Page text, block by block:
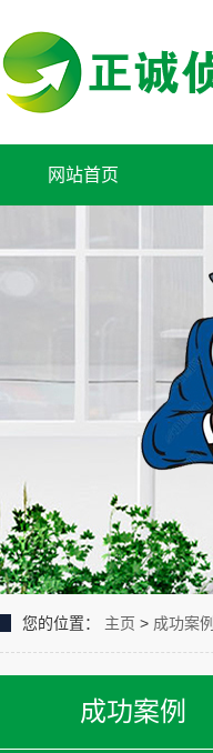
网站首页
您的位置： 主页 > 成功案例
成功案例